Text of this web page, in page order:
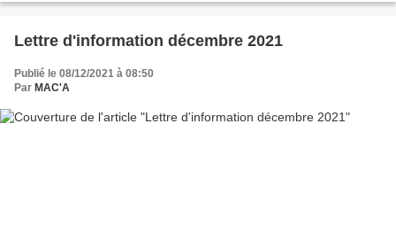
Lettre d'information décembre 2021
Publié le 08/12/2021 à 08:50
Par MAC'A